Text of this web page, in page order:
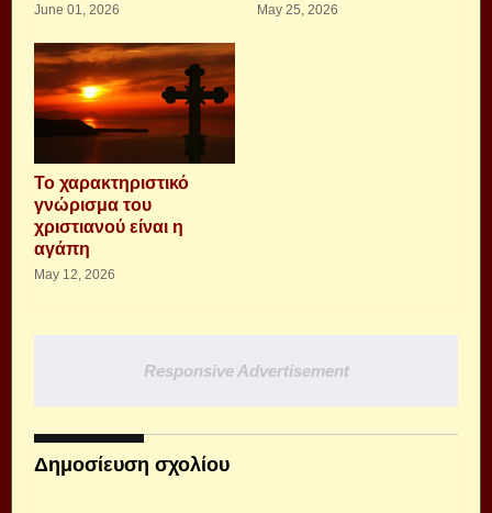
June 01, 2026 May 25, 2026
Το χαρακτηριστικό
γνώρισμα του
χριστιανού είναι η
αγάπη
May 12, 2026
Responsive Advertisement
Δημοσίευση σχολίου